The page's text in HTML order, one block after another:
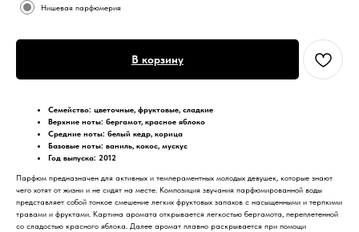
Нишевая парфюмерия
В корзину
Семейство: цветочные, фруктовые, сладкие
Верхние ноты: бергамот, красное яблоко
Средние ноты: белый кедр, корица
Базовые ноты: ваниль, кокос, мускус
Год выпуска: 2012
Парфюм предназначен для активных и темпераментных молодых девушек, которые знают
чего хотят от жизни и не сидят на месте. Композиция звучания парфюмированной воды
представляет собой тонкое смешение легких фруктовых запахов с насыщенными и терпкими
травами и фруктами. Картина аромата открывается легкостью бергамота, переплетенной
со сладостью красного яблока. Далее аромат плавно раскрывается при помощи